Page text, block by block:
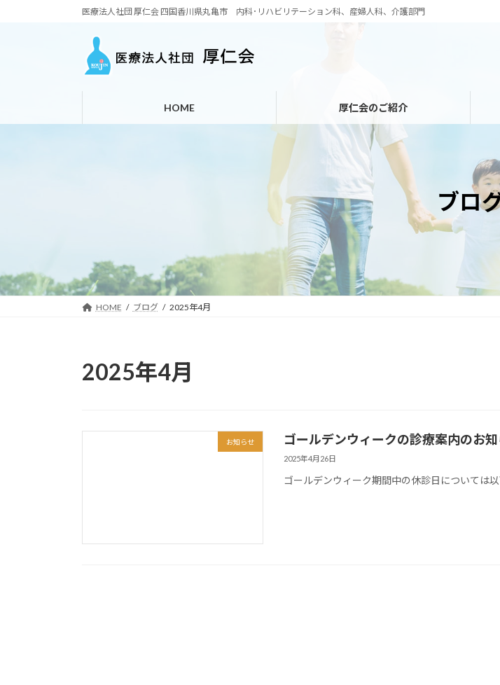
キ
に
医療法人社団 厚仁会 四国香川県丸亀市 内科･リハビリテーション科、産婦人科、介護部門
HOME 厚仁会のご紹介
ブロ
HOME ブログ 2025年4月
2025年4月
お知らせ ゴールデンウィークの診療案内のお
2025年4月26日
ゴールデンウィーク期間中の休診日については以